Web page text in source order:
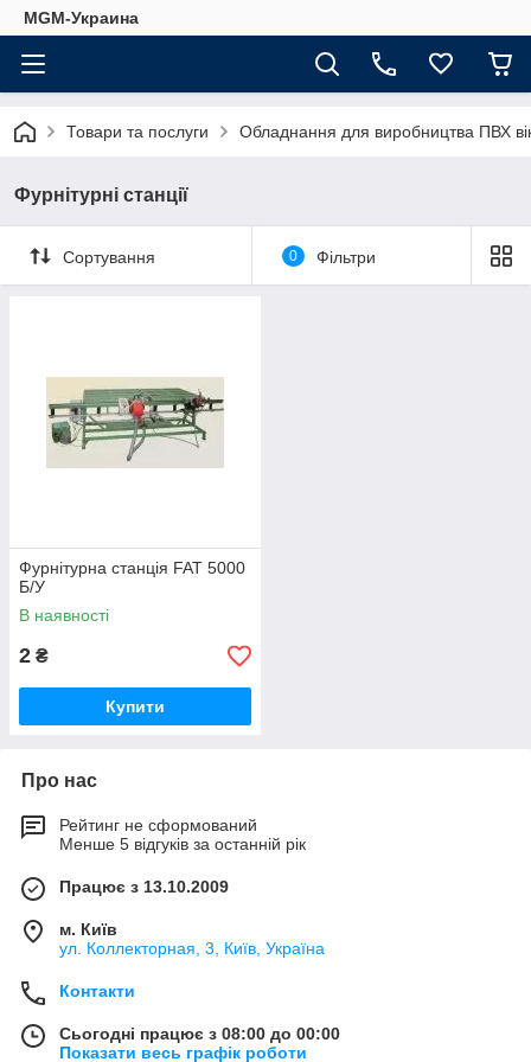
MGM-Украина
Товари та послуги Обладнання для виробництва ПВХ
Фурнітурні станції
Сортування 0 Фільтри
Фурнітурна станція FAT 5000
Б/У
В наявності
2 ₴
Купити
Про нас
Рейтинг не сформований
Менше 5 відгуків за останній рік
Працює з 13.10.2009
м. Київ
ул. Коллекторная, 3, Київ, Україна
Контакти
Сьогодні працює з 08:00 до 00:00
Показати весь графік роботи